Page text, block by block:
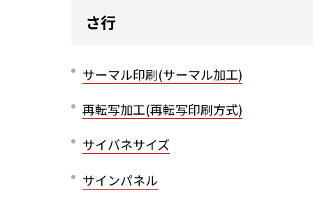
さ行
サーマル印刷(サーマル加工)
再転写加工(再転写印刷方式)
サイバネサイズ
サインパネル